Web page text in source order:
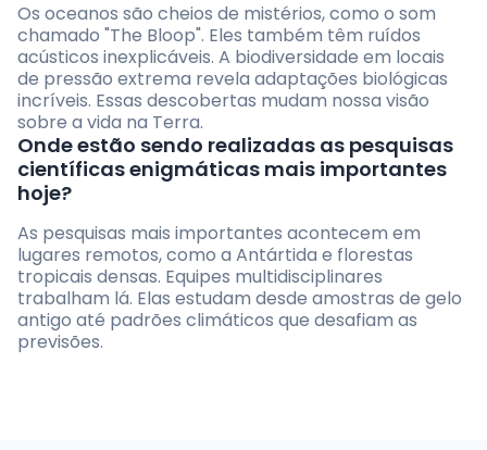
Os oceanos são cheios de mistérios, como o som
chamado "The Bloop". Eles também têm ruídos
acústicos inexplicáveis. A biodiversidade em locais
de pressão extrema revela adaptações biológicas
incríveis. Essas descobertas mudam nossa visão
sobre a vida na Terra.
Onde estão sendo realizadas as pesquisas
científicas enigmáticas mais importantes
hoje?
As pesquisas mais importantes acontecem em
lugares remotos, como a Antártida e florestas
tropicais densas. Equipes multidisciplinares
trabalham lá. Elas estudam desde amostras de gelo
antigo até padrões climáticos que desafiam as
previsões.